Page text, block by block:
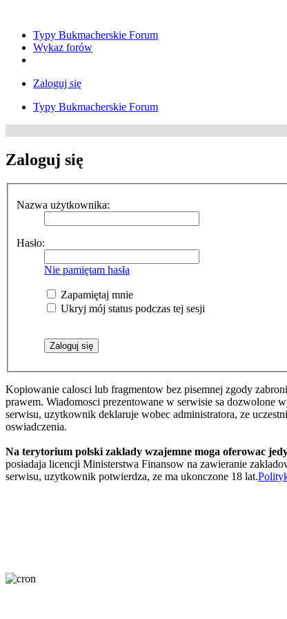
Typy Bukmacherskie Forum
Wykaz forów
Zaloguj się
Typy Bukmacherskie Forum
Zaloguj się
Nazwa użytkownika:
Hasło:
Nie pamiętam hasła
Zapamiętaj mnie
Ukryj mój status podczas tej sesji
Kopiowanie calosci lub fragmentow bez pisemnej zgody
prawem. Wiadomosci prezentowane w serwisie sa dozwolone
serwisu, uzytkownik deklaruje wobec administratora, ze
oswiadczenia.
Na terytorium polski zaklady wzajemne moga oferowac
posiadaja licencji Ministerstwa Finansow na zawieranie
serwisu, uzytkownik potwierdza, ze ma ukonczone 18 lat.